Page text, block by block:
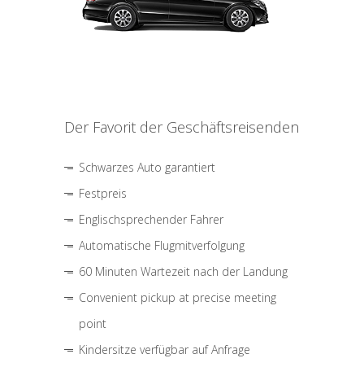
Der Favorit der Geschäftsreisenden
Schwarzes Auto garantiert
Festpreis
Englischsprechender Fahrer
Automatische Flugmitverfolgung
60 Minuten Wartezeit nach der Landung
Convenient pickup at precise meeting
point
Kindersitze verfügbar auf Anfrage